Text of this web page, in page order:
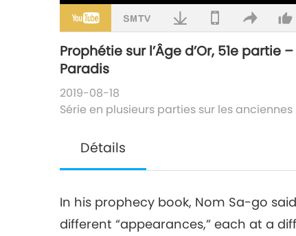
Prophétie sur l’Âge d’Or, 51e
Paradis
2019-08-18
Série en plusieurs parties sur les
Détails
In his prophecy book, Nom Sa-go
different “appearances,” each at a